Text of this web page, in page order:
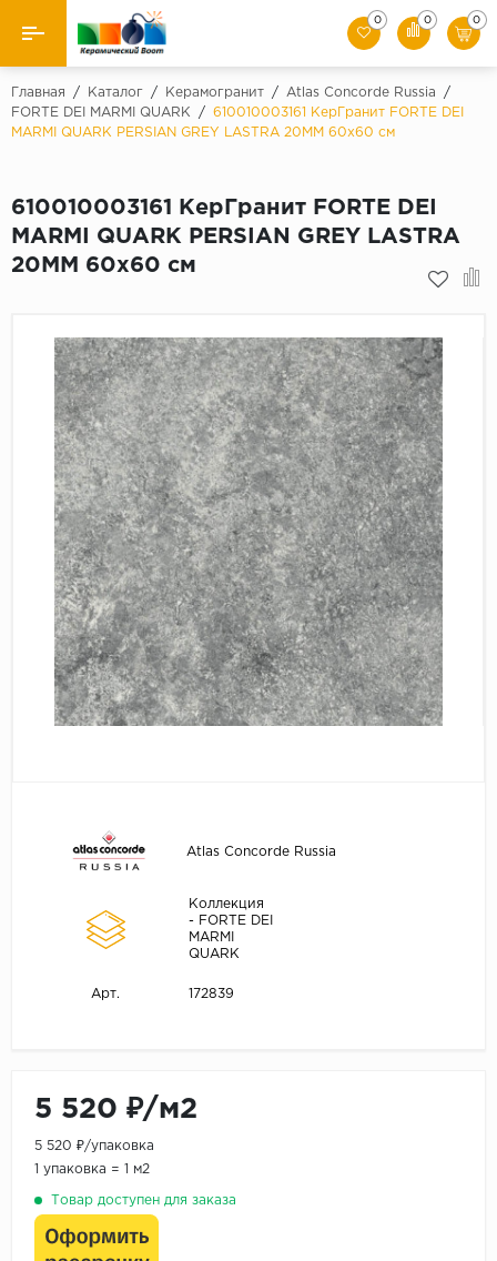
Назад
Производители
Керамогранит
Искусственный камень
Клинкер
0 0 0
Главная / Каталог / Керамогранит / Atlas Concorde Russia
/
FORTE DEI MARMI QUARK
/
610010003161 КерГранит FORTE DEI
MARMI QUARK PERSIAN GREY LASTRA 20MM 60x60 см
610010003161 КерГранит FORTE DEI
MARMI QUARK PERSIAN GREY LASTRA
20MM 60x60 см
Atlas Concorde Russia
Коллекция
- FORTE DEI
MARMI
QUARK
Арт. 172839
5 520 ₽/м2
5 520 ₽/упаковка
1 упаковка = 1 м2
Товар доступен для заказа